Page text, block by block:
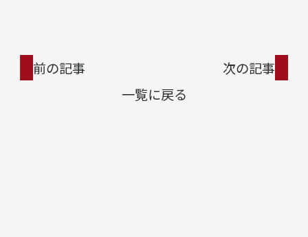
前の記事
一覧に戻る
次の記事